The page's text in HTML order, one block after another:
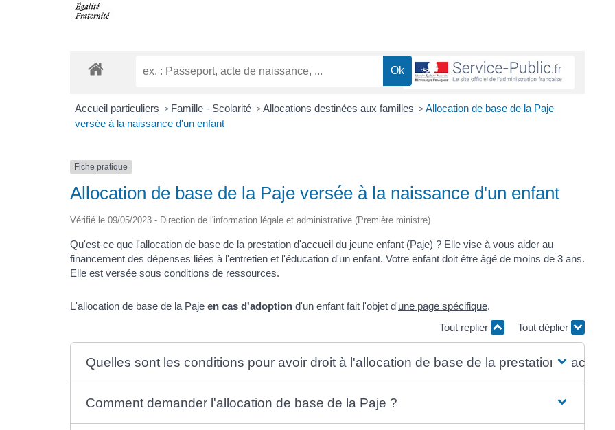
Accueil particuliers > Famille - Scolarité > Allocations destinées aux familles > Allocation de base de la Paje
versée à la naissance d'un enfant
Fiche pratique
Allocation de base de la Paje versée à la naissance d'un enfant
Vérifié le 09/05/2023 - Direction de l'information légale et administrative (Première ministre)
Qu'est-ce que l'allocation de base de la prestation d'accueil du jeune enfant (Paje) ? Elle vise à vous aider au
financement des dépenses liées à l'entretien et l'éducation d'un enfant. Votre enfant doit être âgé de moins de 3 ans.
Elle est versée sous conditions de ressources.
L'allocation de base de la Paje en cas d'adoption d'un enfant fait l'objet d'une page spécifique.
Tout replier
Tout déplier
Quelles sont les conditions pour avoir droit à l'allocation de base de la prestation d'accueil
Comment demander l'allocation de base de la Paje ?